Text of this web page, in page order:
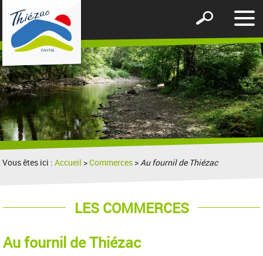
le
Afficher
formulaire
de
recherche
Vous êtes ici :Accueil >Commerces >Au fournil de Thiézac
LES COMMERCES
Au fournil de Thiézac